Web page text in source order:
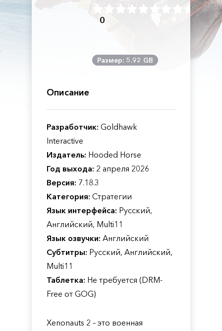
0
Размер: 5.92 GB
Описание
Разработчик: Goldhawk
Interactive
Издатель: Hooded Horse
Год выхода: 2 апреля 2026
Версия: 7.18.3
Категория: Стратегии
Язык интерфейса: Русский,
Английский, Multi11
Язык озвучки: Английский
Субтитры: Русский, Английский,
Multi11
Таблетка: Не требуется (DRM-
Free от GOG)
Xenonauts 2 – это военная